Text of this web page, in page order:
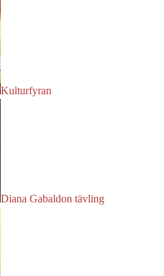
Kulturfyran
Diana Gabaldon tävling